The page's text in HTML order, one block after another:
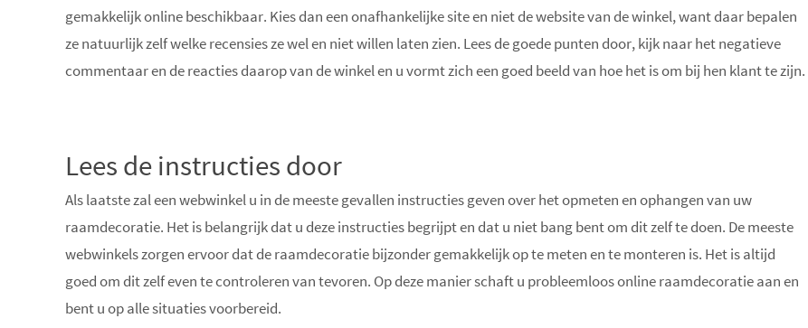
gemakkelijk online beschikbaar. Kies dan een onafhankelijke site en niet de website van de winkel, want daar bepalen
ze natuurlijk zelf welke recensies ze wel en niet willen laten zien. Lees de goede punten door, kijk naar het negatieve
commentaar en de reacties daarop van de winkel en u vormt zich een goed beeld van hoe het is om bij hen klant te zijn.
Lees de instructies door
Als laatste zal een webwinkel u in de meeste gevallen instructies geven over het opmeten en ophangen van uw
raamdecoratie. Het is belangrijk dat u deze instructies begrijpt en dat u niet bang bent om dit zelf te doen. De meeste
webwinkels zorgen ervoor dat de raamdecoratie bijzonder gemakkelijk op te meten en te monteren is. Het is altijd
goed om dit zelf even te controleren van tevoren. Op deze manier schaft u probleemloos online raamdecoratie aan en
bent u op alle situaties voorbereid.